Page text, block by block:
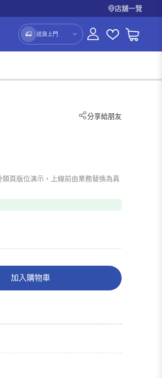
店舖一覽
送貨上門
分享給朋友
頁版位演示，上線前由業務替換為真
加入購物車